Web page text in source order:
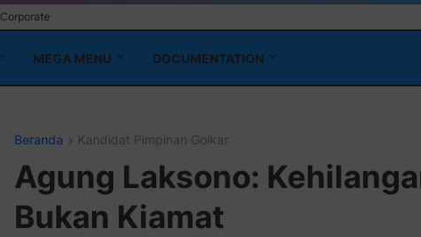
Corporate
MEGA MENU DOCUMENTATION
Beranda Kandidat Pimpinan Golkar
Agung Laksono:
Bukan Kiamat